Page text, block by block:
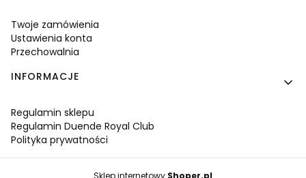
Twoje zamówienia
Ustawienia konta
Przechowalnia
INFORMACJE
Regulamin sklepu
Regulamin Duende Royal Club
Polityka prywatności